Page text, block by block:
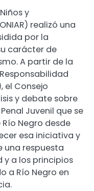
y
realizó una
por la
carácter de
A partir de la
el Consejo
y debate sobre
Juvenil que se
Negro desde
esa iniciativa y
una respuesta
a los principios
a Río Negro en